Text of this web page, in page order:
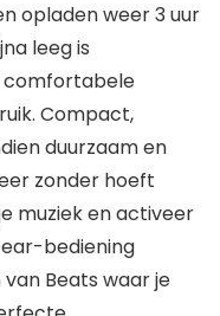
opladen weer 3 uur
leeg is
comfortabele
Compact,
duurzaam en
zonder hoeft
muziek en activeer
bediening
Beats waar je